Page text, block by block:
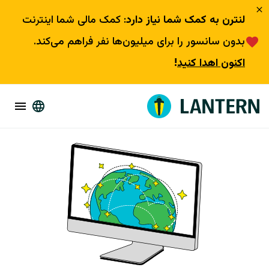
لنترن به کمک شما نیاز دارد: کمک مالی شما اینترنت
بدون سانسور را برای میلیون‌ها نفر فراهم می‌کند.
اکنون اهدا کنید!